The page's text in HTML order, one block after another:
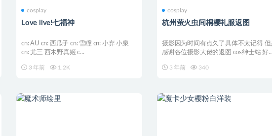
cosplay
Love live!七福神
cn: AU cn: 西瓜子 cn: 雪瞳 cn: 小弃 小泉
cn: 尤三 西木野真姬 c...
3 年前 1.2K
cosplay
杭州萤火虫间桐樱礼服返图
摄影因为时间有点久了具体不太记得 但
感谢各位摄影大佬的返图 cos绅士站 好
3 年前
340